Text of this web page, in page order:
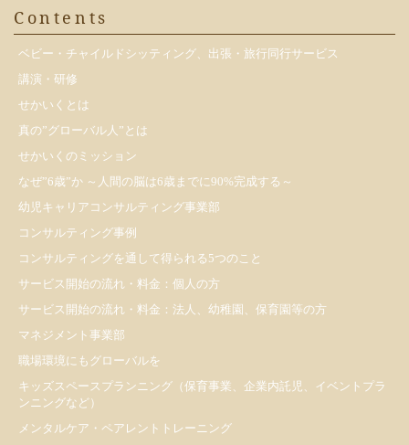
Contents
ベビー・チャイルドシッティング、出張・旅行同行サービス
講演・研修
せかいくとは
真の”グローバル人”とは
せかいくのミッション
なぜ”6歳”か ～人間の脳は6歳までに90%完成する～
幼児キャリアコンサルティング事業部
コンサルティング事例
コンサルティングを通して得られる5つのこと
サービス開始の流れ・料金：個人の方
サービス開始の流れ・料金：法人、幼稚園、保育園等の方
マネジメント事業部
職場環境にもグローバルを
キッズスペースプランニング（保育事業、企業内託児、イベントプラ
ンニングなど）
メンタルケア・ペアレントトレーニング